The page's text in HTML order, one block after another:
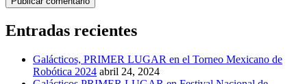
Entradas recientes
Galácticos, PRIMER LUGAR en el Torneo Mexicano de
Robótica 2024 abril 24, 2024